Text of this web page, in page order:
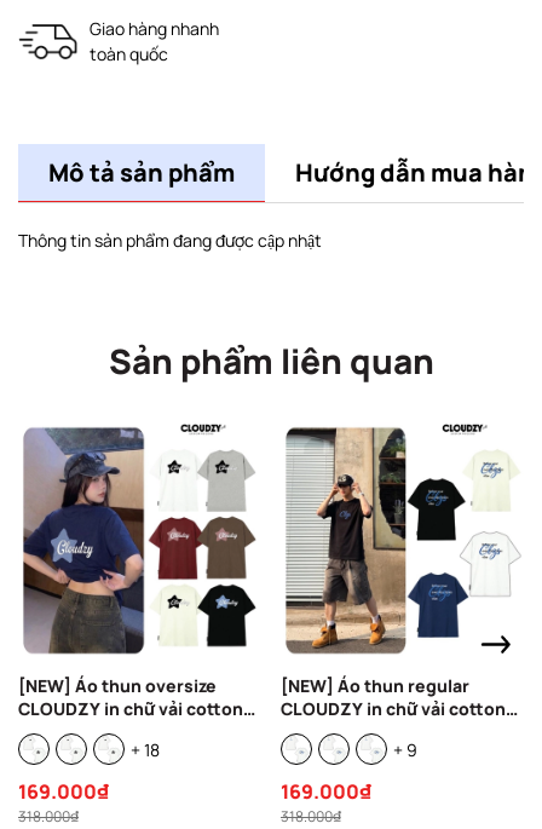
Giao hàng nhanh
toàn quốc
Mô tả sản phẩm Hướng dẫn mua
Thông tin sản phẩm đang được cập nhật
Sản phẩm liên quan
[NEW] Áo thun oversize
CLOUDZY in chữ vải cotton
100% 250gsm form rộng nam
nữ áo phông regular local
NOVA
+ 18
169.000₫
318.000₫
[NEW] Áo thun regular
CLOUDZY in chữ vải cotton
100% 250gsm form rộng nam
nữ áo phông oversize local
REFINE
+ 9
169.000₫
318.000₫